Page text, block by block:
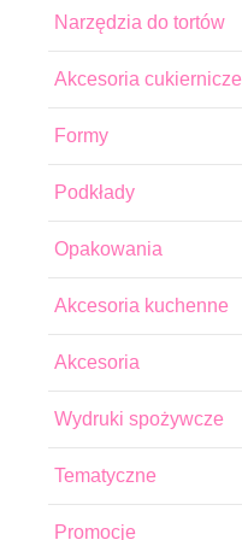
Narzędzia do tortów
Akcesoria cukiernicze
Formy
Podkłady
Opakowania
Akcesoria kuchenne
Akcesoria
Wydruki spożywcze
Tematyczne
Promocje